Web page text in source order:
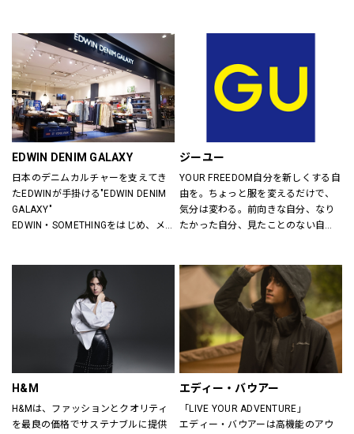
EDWIN DENIM GALAXY
日本のデニムカルチャーを支えてき
たEDWINが手掛ける"EDWIN DENIM
GALAXY"
EDWIN・SOMETHINGをはじめ、メ
レンドアイテムまで豊富なランナッ
プを取り揃えます。
ジーユー
YOUR FREEDOM自分を新しくする自
由を。ちょっと服を変えるだけで、
気分は変わる。前向きな自分、なり
たかった自分、見たことのない自
いまの気分で、もっと自由に。GU
は、自由。
H&M
H&Mは、ファッションとクオリティ
を最良の価格でサステナブルに提供
エディー・バウアー
「LIVE YOUR ADVENTURE」
エディー・バウアーは高機能のアウ